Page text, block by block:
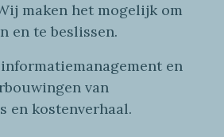
maken het mogelijk om
en te beslissen.
informatiemanagement en
van
en kostenverhaal.